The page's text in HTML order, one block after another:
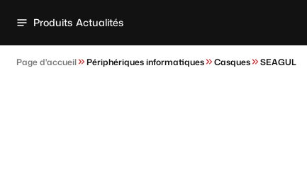
Produits Actualités
Page d'accueil Périphériques informatiques Casques SEAGUL